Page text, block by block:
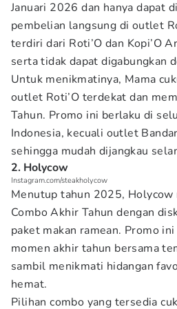
Januari 2026 dan hanya dapat
pembelian langsung di outlet
terdiri dari Roti’O dan Kopi’O
serta tidak dapat digabungkan
Untuk menikmatinya, Mama
outlet Roti’O terdekat dan
Tahun. Promo ini berlaku di
Indonesia, kecuali outlet
sehingga mudah dijangkau
2. Holycow
Instagram.com/steakholycow
Menutup tahun 2025, Holycow
Combo Akhir Tahun dengan
paket makan ramean. Promo
momen akhir tahun bersama
sambil menikmati hidangan
hemat.
Pilihan combo yang tersedia